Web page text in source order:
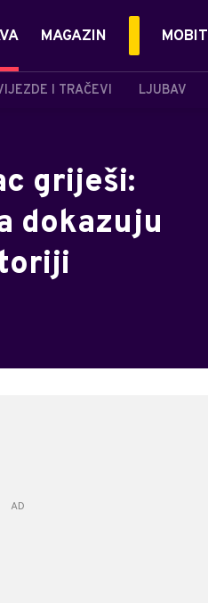
I TRAČEVI LJUBAV
MAGAZIN MOBIT
griješi:
dokazuju